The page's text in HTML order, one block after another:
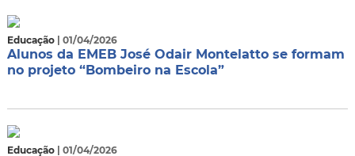
Educação | 01/04/2026
Alunos da EMEB José Odair Montelatto se formam
no projeto “Bombeiro na Escola”
Educação | 01/04/2026